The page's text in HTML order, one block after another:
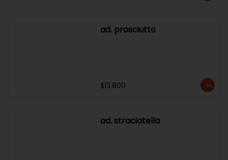
ad. prosciutto
$13.800
ad. straciatella